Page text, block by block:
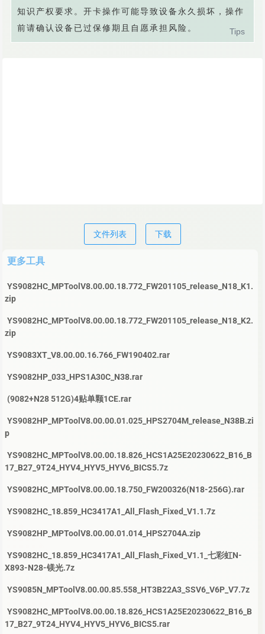
知识产权要求。开卡操作可能导致设备永久损坏，操作
前请确认设备已过保修期且自愿承担风险。
文件列表 下载
更多工具
YS9082HC_MPToolV8.00.00.18.772_FW201105_release_N18_K1.
zip
YS9082HC_MPToolV8.00.00.18.772_FW201105_release_N18_K2.
zip
YS9083XT_V8.00.00.16.766_FW190402.rar
YS9082HP_033_HPS1A30C_N38.rar
(9082+N28 512G)4贴单颗1CE.rar
YS9082HP_MPToolV8.00.00.01.025_HPS2704M_release_N38B.zi
p
YS9082HC_MPToolV8.00.00.18.826_HCS1A25E20230622_B16_B
17_B27_9T24_HYV4_HYV5_HYV6_BICS5.7z
YS9082HC_MPToolV8.00.00.18.750_FW200326(N18-256G).rar
YS9082HC_18.859_HC3417A1_All_Flash_Fixed_V1.1.7z
YS9082HP_MPToolV8.00.00.01.014_HPS2704A.zip
YS9082HC_18.859_HC3417A1_All_Flash_Fixed_V1.1_七彩虹N-
X893-N28-镁光.7z
YS9085N_MPToolV8.00.00.85.558_HT3B22A3_SSV6_V6P_V7.7z
YS9082HC_MPToolV8.00.00.18.826_HCS1A25E20230622_B16_B
17_B27_9T24_HYV4_HYV5_HYV6_BICS5.rar